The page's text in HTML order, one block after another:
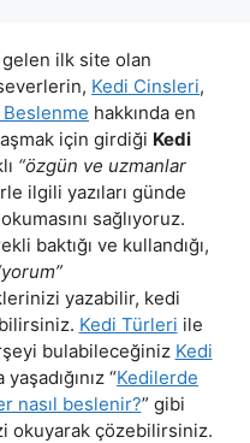
ilk site olan
Kedi Cinsleri,
Beslenme hakkında en
için girdiği Kedi
“özgün ve uzmanlar
ilgili yazıları günde
sağlıyoruz.
baktığı ve kullandığı,
yazabilir, kedi
Kedi Türleri ile
bulabileceğiniz Kedi
“Kedilerde
nasıl beslenir?” gibi
okuyarak çözebilirsiniz.